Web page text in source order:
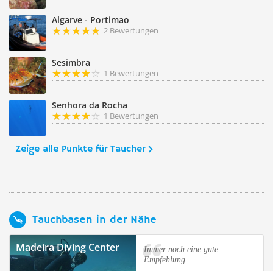
Algarve - Portimao
2 Bewertungen
Sesimbra
1 Bewertungen
Senhora da Rocha
1 Bewertungen
Zeige alle Punkte für Taucher
Tauchbasen in der Nähe
Madeira Diving Center
Immer noch eine gute
Empfehlung